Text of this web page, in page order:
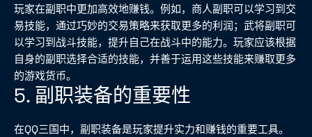
玩家在副职中更加高效地赚钱。例如，商人副职可以学习到交
易技能，通过巧妙的交易策略来获取更多的利润；武将副职可
以学习到战斗技能，提升自己在战斗中的能力。玩家应该根据
自身的副职选择合适的技能，并善于运用这些技能来赚取更多
的游戏货币。
5. 副职装备的重要性
在QQ三国中，副职装备是玩家提升实力和赚钱的重要工具。